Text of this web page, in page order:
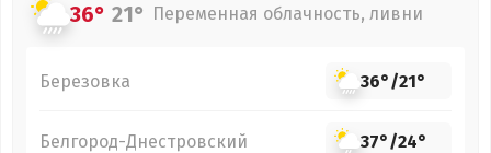
36° 21° Переменная облачность, ливни
Березовка 36°/21°
Белгород-Днестровский 37°/24°